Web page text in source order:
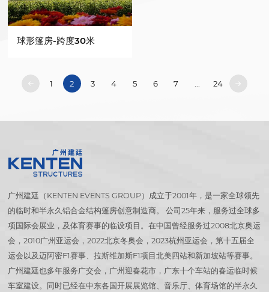
球形篷房-跨度30米
1 2 3 4 5 6 7 24
广州建廷（KENTEN EVENTS GROUP）成立于2001年，是一家全球领先
的临时和半永久铝合金结构篷房创意制造商。 公司25年来，服务过全球多
项国际会展业，及体育赛事的临设项目。在中国曾经服务过2008北京奥运
会，2010广州亚运会，2022北京冬奥会，2023杭州亚运会，第十五届全
运会以及迈阿密F1赛事、拉斯维加斯F1项目北美四站和新加坡站等赛事。
广州建廷也多年服务广交会，广州迎春花市，广东十个车站的春运临时候
车室建设。同时已经在中东各国开展展览馆、音乐厅、体育场馆的半永久